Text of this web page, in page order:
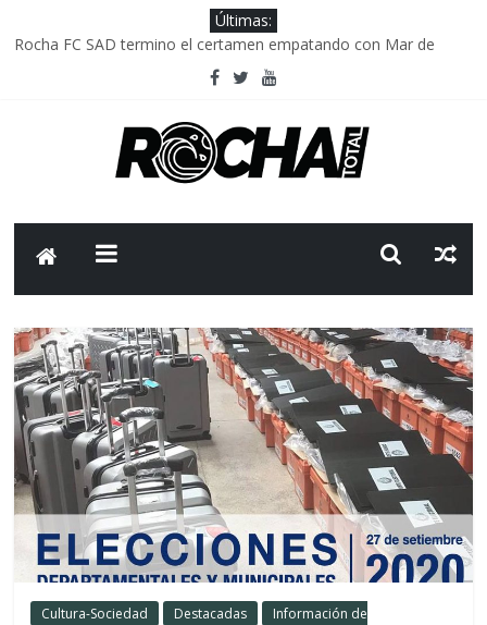
Últimas:
Rocha FC SAD termino el certamen empatando con Mar de
Delegación parlamentaria uruguaya llega a Israel; el Frente
Caso Charles Carrera: la causa que sobrevivió al paso del tiempo
Criminalidad en Uruguay: menos delitos,los homicidios son lo
Cultura-Sociedad Destacadas
Información de